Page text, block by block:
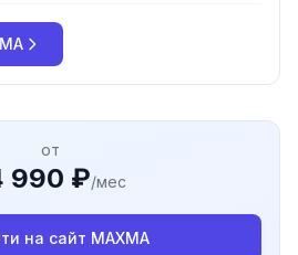
рассылки и напоминания
MAX, Telegram),
RFM-аналитика и
с МИС. Для клиник любого
от
990 ₽/мес
на сайт MAXMA